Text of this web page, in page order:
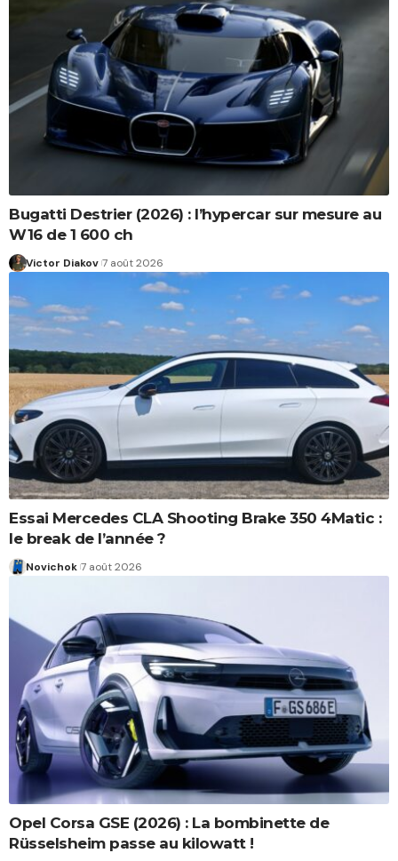
Bugatti Destrier (2026) : l’hypercar sur mesure au
W16 de 1 600 ch
Victor Diakov 7 août 2026
Essai Mercedes CLA Shooting Brake 350 4Matic :
le break de l’année ?
Novichok 7 août 2026
Opel Corsa GSE (2026) : La bombinette de
Rüsselsheim passe au kilowatt !